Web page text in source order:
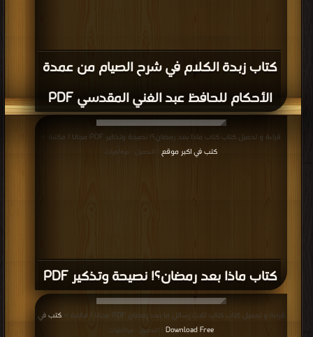
كتاب زبدة الكلام في شرح الصيام من عمدة
الأحكام للحافظ عبد الغني المقدسي PDF
كتاب ماذا بعد رمضان؟! نصيحة وتذكير PDF
قراءة و تحميل كتاب كتاب ماذا بعد رمضان؟! نصيحة وتذكير PDF مجانا | مكتبة >
كتب في اكبر موقع
| التحميل : مرة/مرات
قراءة و تحميل كتاب كتاب ثلاث رسائل ما بعد رمضان PDF مجانا | مكتبة >
كتب في
Download Free
| التحميل : مرة/مرات